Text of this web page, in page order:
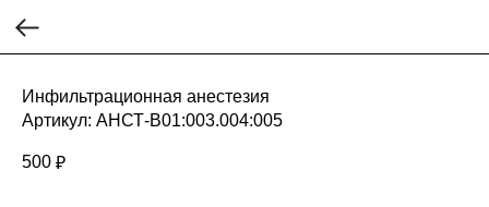
Инфильтрационная анестезия
Артикул: АНСТ-B01:003.004:005
500 ₽